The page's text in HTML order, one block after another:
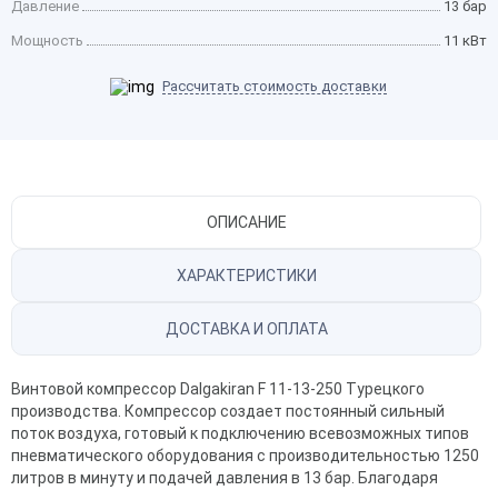
Давление 13 бар
Мощность 11 кВт
Рассчитать стоимость доставки
ОПИСАНИЕ
ХАРАКТЕРИСТИКИ
ДОСТАВКА И ОПЛАТА
Винтовой компрессор Dalgakiran F 11-13-250 Турецкого
производства. Компрессор создает постоянный сильный
поток воздуха, готовый к подключению всевозможных типов
пневматического оборудования с производительностью 1250
литров в минуту и подачей давления в 13 бар. Благодаря